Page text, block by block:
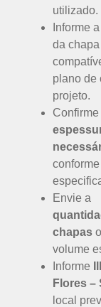
utilizado.
Informe
da chapa
plano de
projeto.
Confirme
conforme
Envie a
chapas
volume
Informe
Flores –
local